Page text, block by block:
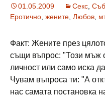
01.05.2009 Секс
Еротично жените Любов
Факт: Жените през
същи въпрос: "Този мъж
личност или само иска
Чувам въпроса ти: "А
нас самата постановка